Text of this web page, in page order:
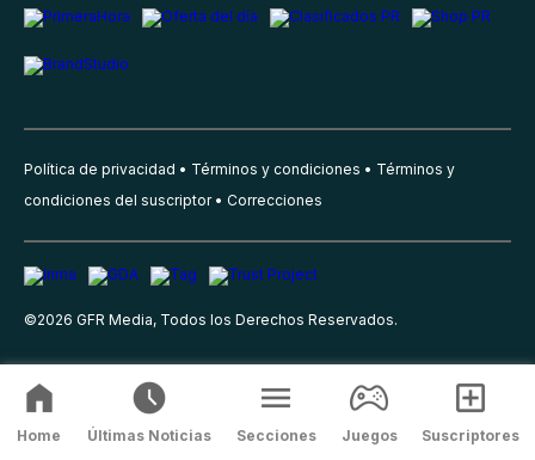
Política de privacidad Términos y condiciones
Términos y
condiciones del suscriptor
Correcciones
©2026 GFR Media, Todos los Derechos Reservados.
Home Últimas Noticias Secciones Juegos Suscriptores